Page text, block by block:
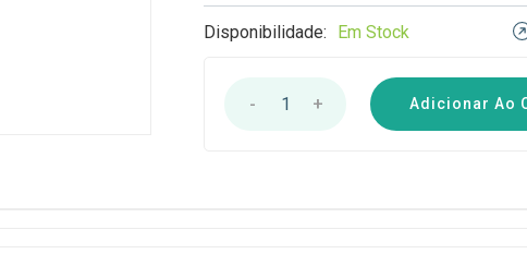
Disponibilidade: Em Stock
- 1 + Adicionar Ao